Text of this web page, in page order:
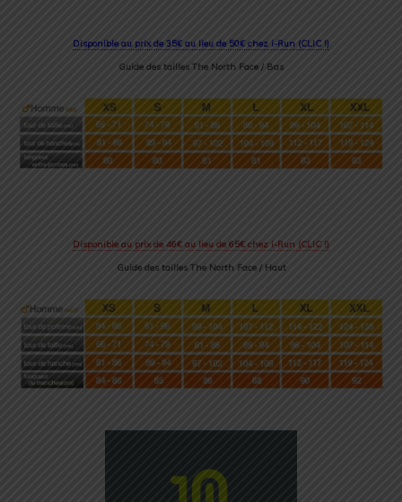
Disponible au prix de 35€ au lieu de 50€ chez i-Run (CLIC !)
Guide des tailles The North Face / Bas
Disponible au prix de 46€ au lieu de 65€ chez i-Run (CLIC !)
Guide des tailles The North Face / Haut